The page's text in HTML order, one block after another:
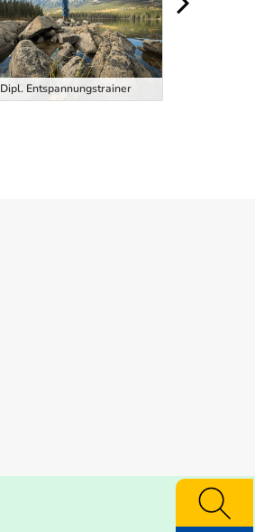
Dipl. Entspannungstrainer